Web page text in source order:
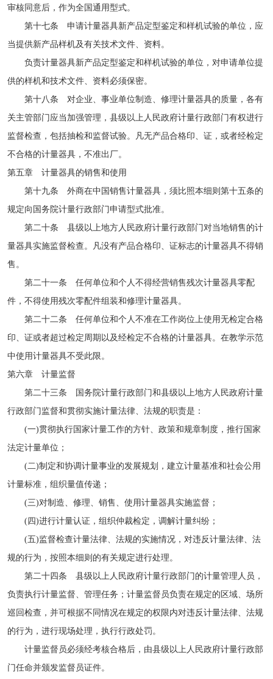
审核同意后，作为全国通用型式。
第十七条 申请计量器具新产品定型鉴定和样机试验的单位，应
当提供新产品样机及有关技术文件、资料。
负责计量器具新产品定型鉴定和样机试验的单位，对申请单位提
供的样机和技术文件、资料必须保密。
第十八条 对企业、事业单位制造、修理计量器具的质量，各有
关主管部门应当加强管理，县级以上人民政府计量行政部门有权进行
监督检查，包括抽检和监督试验。凡无产品合格印、证，或者经检定
不合格的计量器具，不准出厂。
第五章 计量器具的销售和使用
第十九条 外商在中国销售计量器具，须比照本细则第十五条的
规定向国务院计量行政部门申请型式批准。
第二十条 县级以上地方人民政府计量行政部门对当地销售的计
量器具实施监督检查。凡没有产品合格印、证标志的计量器具不得销
售。
第二十一条 任何单位和个人不得经营销售残次计量器具零配
件，不得使用残次零配件组装和修理计量器具。
第二十二条 任何单位和个人不准在工作岗位上使用无检定合格
印、证或者超过检定周期以及经检定不合格的计量器具。在教学示范
中使用计量器具不受此限。
第六章 计量监督
第二十三条 国务院计量行政部门和县级以上地方人民政府计量
行政部门监督和贯彻实施计量法律、法规的职责是：
(一)贯彻执行国家计量工作的方针、政策和规章制度，推行国家
法定计量单位；
(二)制定和协调计量事业的发展规划，建立计量基准和社会公用
计量标准，组织量值传递；
(三)对制造、修理、销售、使用计量器具实施监督；
(四)进行计量认证，组织仲裁检定，调解计量纠纷；
(五)监督检查计量法律、法规的实施情况，对违反计量法律、法
规的行为，按照本细则的有关规定进行处理。
第二十四条 县级以上人民政府计量行政部门的计量管理人员，
负责执行计量监督、管理任务；计量监督员负责在规定的区域、场所
巡回检查，并可根据不同情况在规定的权限内对违反计量法律、法规
的行为，进行现场处理，执行行政处罚。
计量监督员必须经考核合格后，由县级以上人民政府计量行政部
门任命并颁发监督员证件。